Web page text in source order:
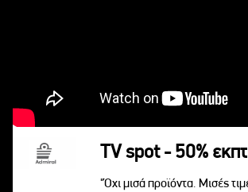
TV spot - 50%
"Όχι μισά προϊόντα. Μισές